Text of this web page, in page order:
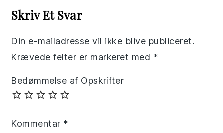
Interactions
Skriv Et Svar
Din e-mailadresse vil ikke blive publiceret.
Krævede felter er markeret med *
Bedømmelse af Opskrifter
Kommentar *